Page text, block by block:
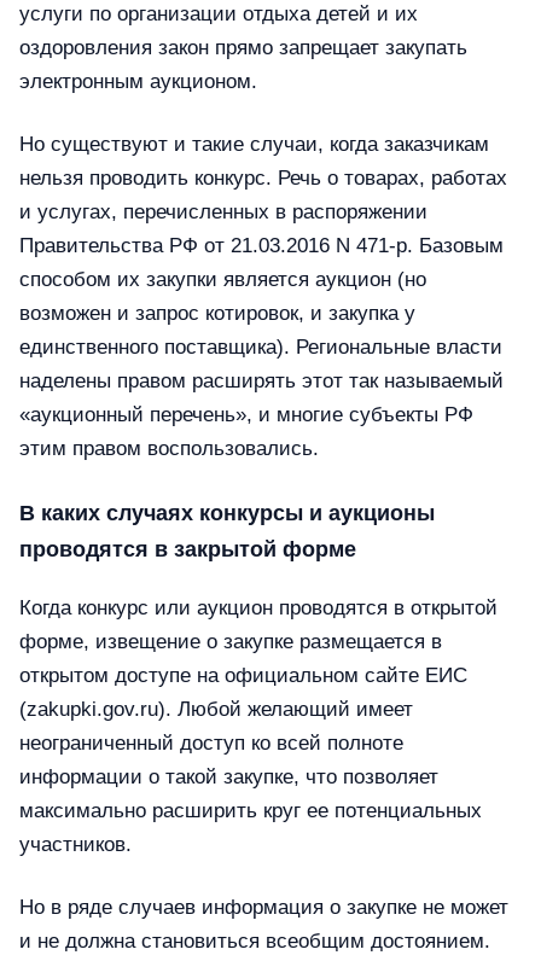
услуги по организации отдыха детей и их
оздоровления закон прямо запрещает закупать
электронным аукционом.
Но существуют и такие случаи, когда заказчикам
нельзя проводить конкурс. Речь о товарах, работах
и услугах, перечисленных в распоряжении
Правительства РФ от 21.03.2016 N 471-р. Базовым
способом их закупки является аукцион (но
возможен и запрос котировок, и закупка у
единственного поставщика). Региональные власти
наделены правом расширять этот так называемый
«аукционный перечень», и многие субъекты РФ
этим правом воспользовались.
В каких случаях конкурcы и аукционы
проводятся в закрытой форме
Когда конкурс или аукцион проводятся в открытой
форме, извещение о закупке размещается в
открытом доступе на официальном сайте ЕИС
(zakupki.gov.ru). Любой желающий имеет
неограниченный доступ ко всей полноте
информации о такой закупке, что позволяет
максимально расширить круг ее потенциальных
участников.
Но в ряде случаев информация о закупке не может
и не должна становиться всеобщим достоянием.